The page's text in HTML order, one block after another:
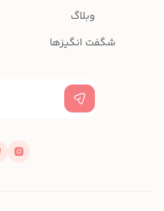
وبلاگ
شگفت انگیزها